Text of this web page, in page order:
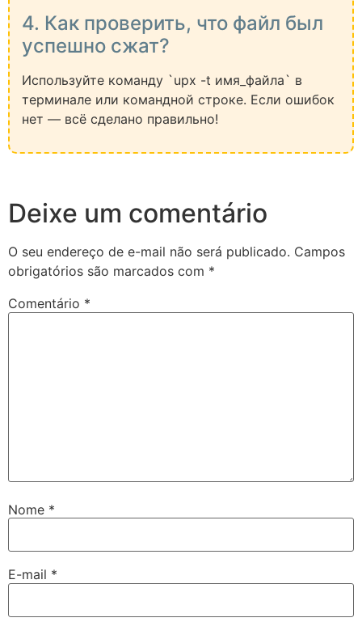
4. Как проверить, что файл был
успешно сжат?
Используйте команду `upx -t имя_файла` в
терминале или командной строке. Если ошибок
нет — всё сделано правильно!
Deixe um comentário
O seu endereço de e-mail não será publicado. Campos
obrigatórios são marcados com *
Comentário *
Nome *
E-mail *